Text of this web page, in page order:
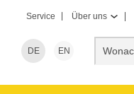
Service Über uns
DE EN